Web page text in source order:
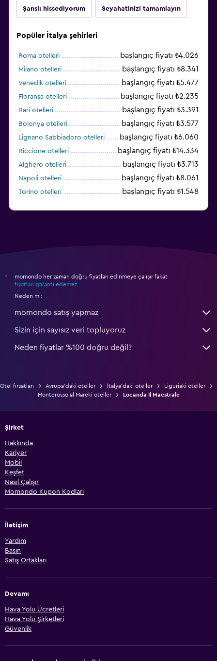
Şanslı hissediyorum Seyahatinizi tamamlayın
Popüler İtalya şehirleri
Roma otelleri başlangıç fiyatı ₺4.026
Milano otelleri başlangıç fiyatı ₺8.341
Venedik otelleri başlangıç fiyatı ₺5.477
Floransa otelleri başlangıç fiyatı ₺2.235
Bari otelleri başlangıç fiyatı ₺3.391
Bolonya otelleri başlangıç fiyatı ₺3.577
Lignano Sabbiadoro otelleri başlangıç fiyatı ₺6.060
Riccione otelleri başlangıç fiyatı ₺14.334
Alghero otelleri başlangıç fiyatı ₺3.713
Napoli otelleri başlangıç fiyatı ₺8.061
Torino otelleri başlangıç fiyatı ₺1.548
*
momondo her zaman doğru fiyatları edinmeye çalışır fakat
fiyatları garanti edemez
Neden mi:
momondo satış yapmaz
Sizin için sayısız veri topluyoruz
Neden fiyatlar %100 doğru değil?
Otel fırsatları Avrupa'daki oteller İtalya'daki oteller
Liguriaki oteller
Monterosso al Mareki oteller
Locanda Il Maestrale
Şirket
Hakkında
Kariyer
Mobil
Keşfet
Nasıl Çalışır
Momondo Kupon Kodları
İletişim
Yardım
Basın
Satış Ortakları
Devamı
Hava Yolu Ücretleri
Hava Yolu Şirketleri
Güvenlik